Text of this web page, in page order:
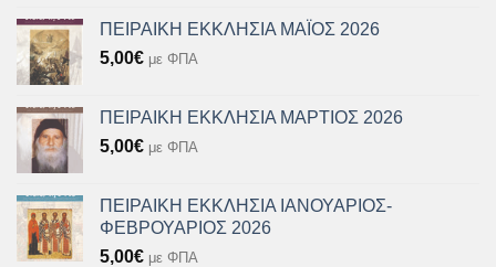
ΠΕΙΡΑΙΚΗ ΕΚΚΛΗΣΙΑ ΜΑΪΟΣ 2026
5,00€ με ΦΠΑ
ΠΕΙΡΑΙΚΗ ΕΚΚΛΗΣΙΑ ΜΑΡΤΙΟΣ 2026
5,00€ με ΦΠΑ
ΠΕΙΡΑΙΚΗ ΕΚΚΛΗΣΙΑ ΙΑΝΟΥΑΡΙΟΣ-
ΦΕΒΡΟΥΑΡΙΟΣ 2026
5,00€ με ΦΠΑ